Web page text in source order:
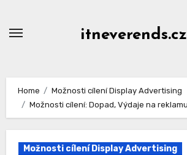
itneverends.cz
Home
Možnosti cílení Display Advertising
Možnosti cílení: Dopad, Výdaje na
Možnosti cílení Display Advertising